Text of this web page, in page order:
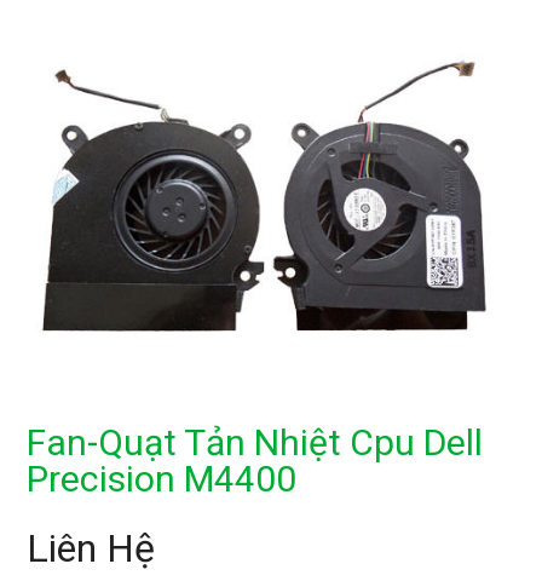
Fan-Quạt Tản Nhiệt Cpu Dell
Precision M4400
Liên Hệ